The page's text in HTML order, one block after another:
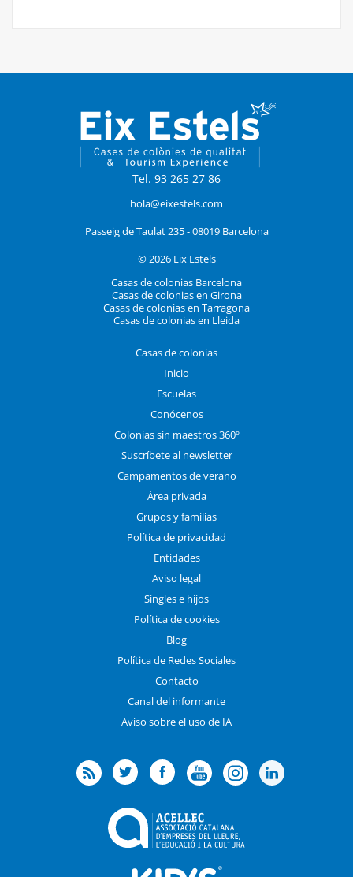
Tel. 93 265 27 86
hola@eixestels.com
Passeig de Taulat 235 - 08019 Barcelona
© 2026 Eix Estels
Casas de colonias Barcelona
Casas de colonias en Girona
Casas de colonias en Tarragona
Casas de colonias en Lleida
Casas de colonias
Inicio
Escuelas
Conócenos
Colonias sin maestros 360º
Suscríbete al newsletter
Campamentos de verano
Área privada
Grupos y familias
Política de privacidad
Entidades
Aviso legal
Singles e hijos
Política de cookies
Blog
Política de Redes Sociales
Contacto
Canal del informante
Aviso sobre el uso de IA